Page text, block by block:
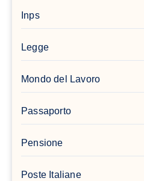
Inps
Legge
Mondo del Lavoro
Passaporto
Pensione
Poste Italiane